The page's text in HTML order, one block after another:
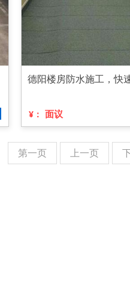
德阳楼房防水施工，快
¥： 面议
第一页 上一页